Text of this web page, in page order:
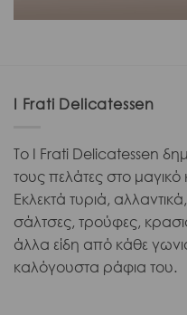
I Frati Delicatessen
Το I Frati Delicatessen
τους πελάτες στο
Εκλεκτά τυριά,
σάλτσες, τρούφες,
άλλα είδη από κάθε
καλόγουστα ράφια του.